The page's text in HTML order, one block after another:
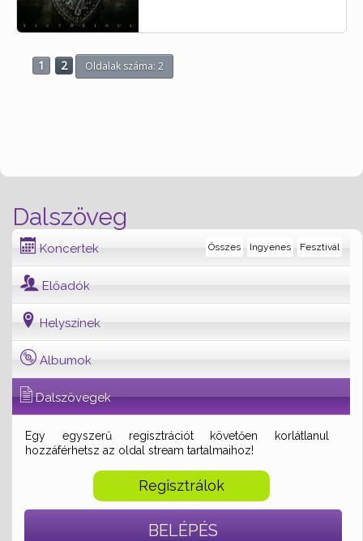
Dalszöveg
Koncertek Fesztivál
Ingyenes
Összes
Előadók
Helyszínek
Albumok
Dalszövegek
Egy egyszerű regisztrációt követően korlátlanul
hozzáférhetsz az oldal stream tartalmaihoz!
Regisztrálok
BELÉPÉS
1 2 Oldalak száma: 2